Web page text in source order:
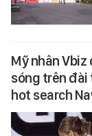
Mỹ nhân
sóng trên đài
hot search